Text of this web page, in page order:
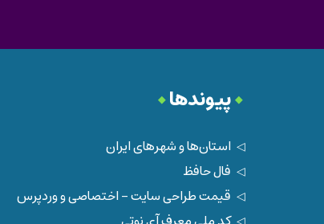
پیوندها
استان‌ها و شهرهای ایران
فال حافظ
قیمت طراحی سایت - اختصاصی و وردپرس